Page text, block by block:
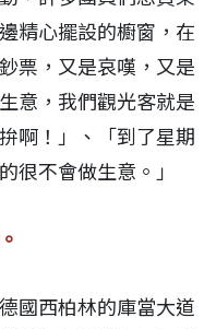
精心擺設的櫥窗，在
票，又是哀嘆，又是
意，我們觀光客就是
啊！」、「到了星期
很不會做生意。」
國西柏林的庫當大道